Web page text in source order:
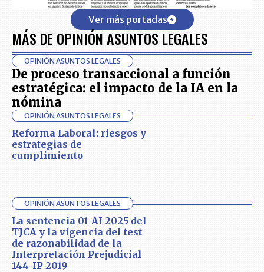
Ver más portadas
MÁS DE OPINIÓN ASUNTOS LEGALES
OPINIÓN ASUNTOS LEGALES
De proceso transaccional a función
estratégica: el impacto de la IA en la
nómina
OPINIÓN ASUNTOS LEGALES
Reforma Laboral: riesgos y
estrategias de
cumplimiento
OPINIÓN ASUNTOS LEGALES
La sentencia 01-AI-2025 del
TJCA y la vigencia del test
de razonabilidad de la
Interpretación Prejudicial
144-IP-2019